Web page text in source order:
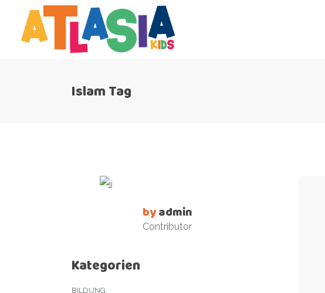
Islam Tag
byadmin
Contributor
Kategorien
BILDUNG